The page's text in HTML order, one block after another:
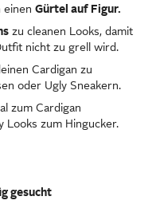
einenGürtel auf Figur.
zu cleanen Looks, damit
nicht zu grell wird.
Cardigan zu
oder Ugly Sneakern.
zum Cardigan
Looks zum Hingucker.
gesucht